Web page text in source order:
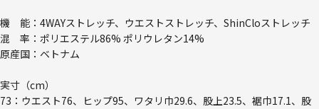
機 能：4WAYストレッチ、ウエストストレッチ、ShinCloストレッチ
混 率：ポリエステル86% ポリウレタン14%
原産国：ベトナム
実寸（cm）
73：ウエスト76、ヒップ95、ワタリ巾29.6、股上23.5、裾巾17.1、股